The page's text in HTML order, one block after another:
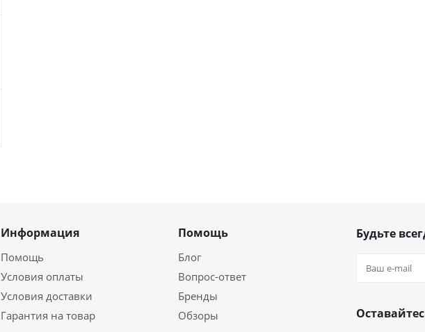
Информация
Помощь
Условия оплаты
Условия доставки
Гарантия на товар
Помощь
Блог
Вопрос-ответ
Бренды
Обзоры
Будьте